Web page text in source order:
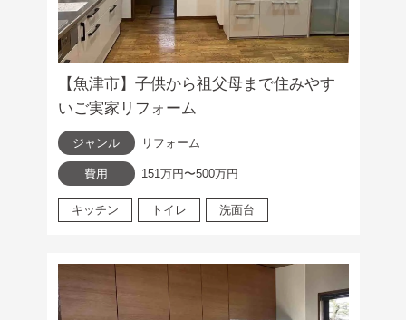
【魚津市】子供から祖父母まで住みやす
いご実家リフォーム
ジャンル リフォーム
費用 151万円〜500万円
キッチン トイレ 洗面台